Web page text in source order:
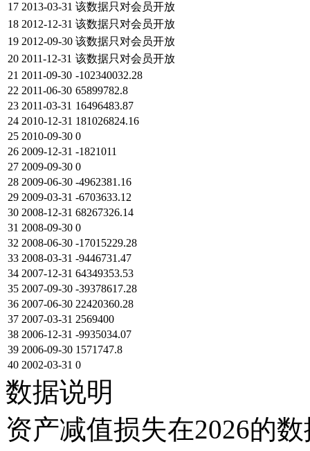
17 2013-03-31 该数据只对会员开放
18 2012-12-31 该数据只对会员开放
19 2012-09-30 该数据只对会员开放
20 2011-12-31 该数据只对会员开放
21 2011-09-30 -102340032.28
22 2011-06-30 65899782.8
23 2011-03-31 16496483.87
24 2010-12-31 181026824.16
25 2010-09-30 0
26 2009-12-31 -1821011
27 2009-09-30 0
28 2009-06-30 -4962381.16
29 2009-03-31 -6703633.12
30 2008-12-31 68267326.14
31 2008-09-30 0
32 2008-06-30 -17015229.28
33 2008-03-31 -9446731.47
34 2007-12-31 64349353.53
35 2007-09-30 -39378617.28
36 2007-06-30 22420360.28
37 2007-03-31 2569400
38 2006-12-31 -9935034.07
39 2006-09-30 1571747.8
40 2002-03-31 0
数据说明
资产减值损失在2026的